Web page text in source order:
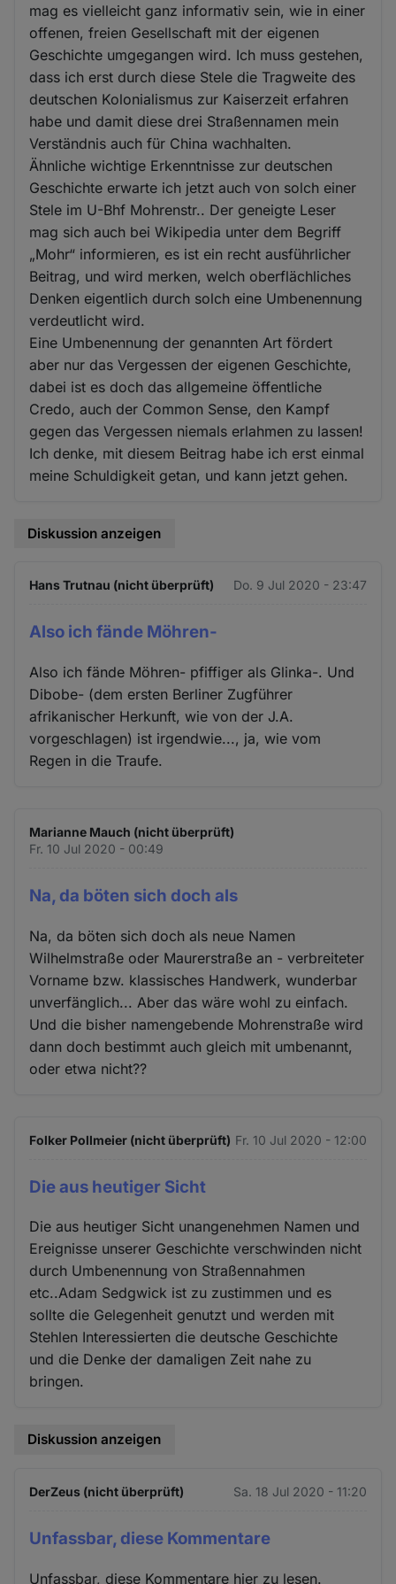
mag es vielleicht ganz informativ sein, wie in einer
offenen, freien Gesellschaft mit der eigenen
Geschichte umgegangen wird. Ich muss gestehen,
dass ich erst durch diese Stele die Tragweite des
deutschen Kolonialismus zur Kaiserzeit erfahren
habe und damit diese drei Straßennamen mein
Verständnis auch für China wachhalten.
Ähnliche wichtige Erkenntnisse zur deutschen
Geschichte erwarte ich jetzt auch von solch einer
Stele im U-Bhf Mohrenstr.. Der geneigte Leser
mag sich auch bei Wikipedia unter dem Begriff
„Mohr“ informieren, es ist ein recht ausführlicher
Beitrag, und wird merken, welch oberflächliches
Denken eigentlich durch solch eine Umbenennung
verdeutlicht wird.
Eine Umbenennung der genannten Art fördert
aber nur das Vergessen der eigenen Geschichte,
dabei ist es doch das allgemeine öffentliche
Credo, auch der Common Sense, den Kampf
gegen das Vergessen niemals erlahmen zu lassen!
Ich denke, mit diesem Beitrag habe ich erst einmal
meine Schuldigkeit getan, und kann jetzt gehen.
Diskussion anzeigen
Hans Trutnau (nicht überprüft) Do. 9 Jul 2020 - 23:47
Also ich fände Möhren-
Also ich fände Möhren- pfiffiger als Glinka-. Und
Dibobe- (dem ersten Berliner Zugführer
afrikanischer Herkunft, wie von der J.A.
vorgeschlagen) ist irgendwie..., ja, wie vom
Regen in die Traufe.
Marianne Mauch (nicht überprüft)
Fr. 10 Jul 2020 - 00:49
Na, da böten sich doch als
Na, da böten sich doch als neue Namen
Wilhelmstraße oder Maurerstraße an - verbreiteter
Vorname bzw. klassisches Handwerk, wunderbar
unverfänglich... Aber das wäre wohl zu einfach.
Und die bisher namengebende Mohrenstraße wird
dann doch bestimmt auch gleich mit umbenannt,
oder etwa nicht??
Folker Pollmeier (nicht überprüft) Fr. 10 Jul 2020 - 12:00
Die aus heutiger Sicht
Die aus heutiger Sicht unangenehmen Namen und
Ereignisse unserer Geschichte verschwinden nicht
durch Umbenennung von Straßennahmen
etc..Adam Sedgwick ist zu zustimmen und es
sollte die Gelegenheit genutzt und werden mit
Stehlen Interessierten die deutsche Geschichte
und die Denke der damaligen Zeit nahe zu
bringen.
Diskussion anzeigen
DerZeus (nicht überprüft) Sa. 18 Jul 2020 - 11:20
Unfassbar, diese Kommentare
Unfassbar, diese Kommentare hier zu lesen.